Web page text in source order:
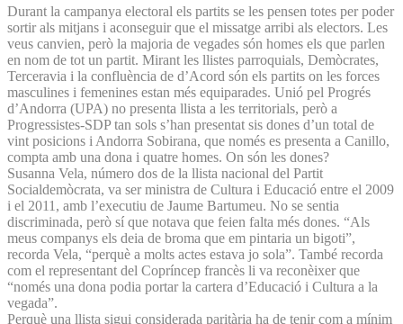
Durant la campanya electoral els partits se les pensen totes per poder
sortir als mitjans i aconseguir que el missatge arribi als electors. Les
veus canvien, però la majoria de vegades són homes els que parlen
en nom de tot un partit. Mirant les llistes parroquials, Demòcrates,
Terceravia i la confluència de d’Acord són els partits on les forces
masculines i femenines estan més equiparades. Unió pel Progrés
d’Andorra (UPA) no presenta llista a les territorials, però a
Progressistes-SDP tan sols s’han presentat sis dones d’un total de
vint posicions i Andorra Sobirana, que només es presenta a Canillo,
compta amb una dona i quatre homes. On són les dones?
Susanna Vela, número dos de la llista nacional del Partit
Socialdemòcrata, va ser ministra de Cultura i Educació entre el 2009
i el 2011, amb l’executiu de Jaume Bartumeu. No se sentia
discriminada, però sí que notava que feien falta més dones. “Als
meus companys els deia de broma que em pintaria un bigoti”,
recorda Vela, “perquè a molts actes estava jo sola”. També recorda
com el representant del Copríncep francès li va reconèixer que
“només una dona podia portar la cartera d’Educació i Cultura a la
vegada”.
Perquè una llista sigui considerada paritària ha de tenir com a mínim